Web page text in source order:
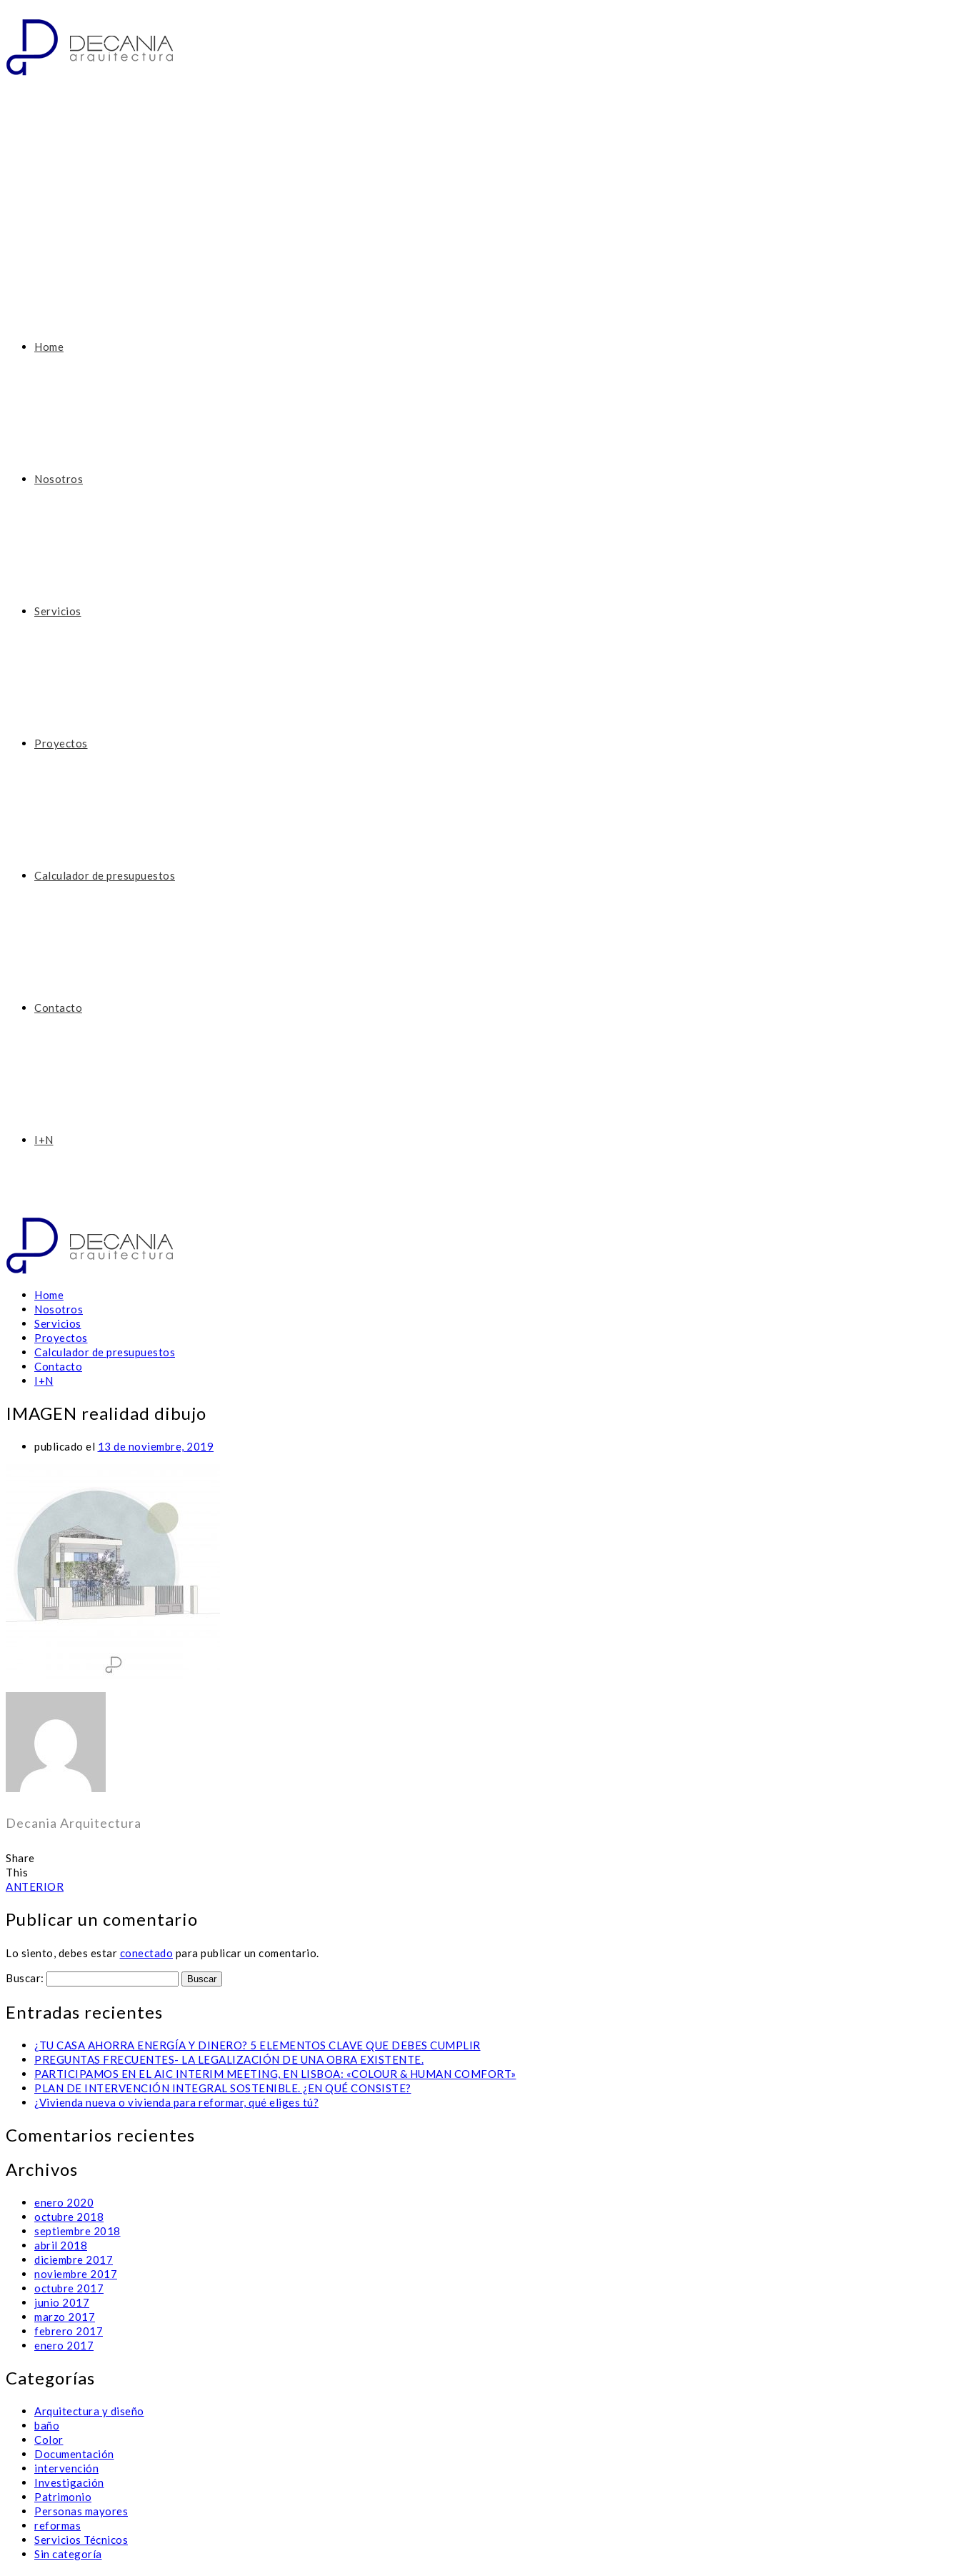
Home
Nosotros
Servicios
Proyectos
Calculador de presupuestos
Contacto
I+N
Home
Nosotros
Servicios
Proyectos
Calculador de presupuestos
Contacto
I+N
IMAGEN realidad dibujo
publicado el 13 de noviembre, 2019
Decania Arquitectura
Share
This
ANTERIOR
Publicar un comentario
Lo siento, debes estar conectado para publicar un comentario.
Buscar:
Entradas recientes
¿TU CASA AHORRA ENERGÍA Y DINERO? 5 ELEMENTOS CLAVE QUE DEBES CUMPLIR
PREGUNTAS FRECUENTES- LA LEGALIZACIÓN DE UNA OBRA EXISTENTE.
PARTICIPAMOS EN EL AIC INTERIM MEETING, EN LISBOA: «COLOUR & HUMAN COMFORT»
PLAN DE INTERVENCIÓN INTEGRAL SOSTENIBLE. ¿EN QUÉ CONSISTE?
¿Vivienda nueva o vivienda para reformar, qué eliges tú?
Comentarios recientes
Archivos
enero 2020
octubre 2018
septiembre 2018
abril 2018
diciembre 2017
noviembre 2017
octubre 2017
junio 2017
marzo 2017
febrero 2017
enero 2017
Categorías
Arquitectura y diseño
baño
Color
Documentación
intervención
Investigación
Patrimonio
Personas mayores
reformas
Servicios Técnicos
Sin categoría